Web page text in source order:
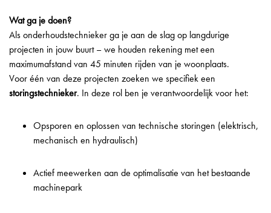
Wat ga je doen?
Als onderhoudstechnieker ga je aan de slag op langdurige
projecten in jouw buurt – we houden rekening met een
maximumafstand van 45 minuten rijden van je woonplaats.
Voor één van deze projecten zoeken we specifiek een
storingstechnieker. In deze rol ben je verantwoordelijk voor het:
Opsporen en oplossen van technische storingen (elektrisch,
mechanisch en hydraulisch)
Actief meewerken aan de optimalisatie van het bestaande
machinepark